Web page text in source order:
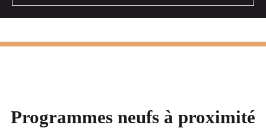
Programmes neufs à proximité